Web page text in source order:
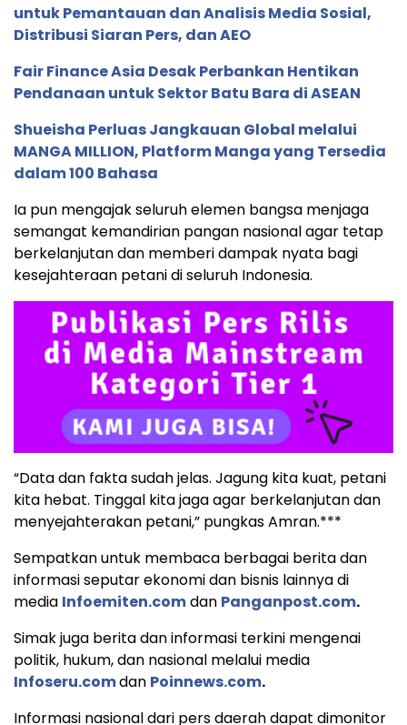
untuk Pemantauan dan Analisis Media Sosial,
Distribusi Siaran Pers, dan AEO
Fair Finance Asia Desak Perbankan Hentikan
Pendanaan untuk Sektor Batu Bara di ASEAN
Shueisha Perluas Jangkauan Global melalui
MANGA MILLION, Platform Manga yang Tersedia
dalam 100 Bahasa
Ia pun mengajak seluruh elemen bangsa menjaga
semangat kemandirian pangan nasional agar tetap
berkelanjutan dan memberi dampak nyata bagi
kesejahteraan petani di seluruh Indonesia.
“Data dan fakta sudah jelas. Jagung kita kuat, petani
kita hebat. Tinggal kita jaga agar berkelanjutan dan
menyejahterakan petani,” pungkas Amran.***
Sempatkan untuk membaca berbagai berita dan
informasi seputar ekonomi dan bisnis lainnya di
media Infoemiten.comdan Panganpost.com.
Simak juga berita dan informasi terkini mengenai
politik, hukum, dan nasional melalui media
Infoseru.comdan Poinnews.com.
Informasi nasional dari pers daerah dapat dimonitor